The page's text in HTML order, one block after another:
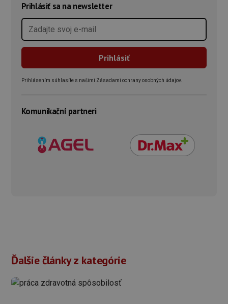
Prihlásiť sa na newsletter
Prihlásením súhlasíte s našimi Zásadami ochrany osobných údajov.
Komunikační partneri
Ďalšie články z kategórie